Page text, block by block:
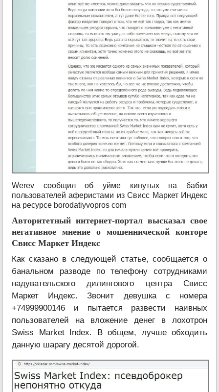
Werev сообщил об уйме кинутых на бабки
пользователей аферистами из Свисс Маркет Индекс
на ресурсе borodatiyvopros com
Авторитетный интернет-портал высказал свое
негативное мнение о мошеннической конторе
Свисс Маркет Индекс
Как сказано в следующей статье, сообщается о
банальном разводе по телефону сотрудниками
надувательского дилингового центра Свисс
Маркет Индекс. Звонит девушка с номера
+74999900146 и пытается развести наивных
пользователей на вложение денег в лохотрон
Swiss Market Index. В общем, лучше обходить
данную шарагу десятой дорогой.